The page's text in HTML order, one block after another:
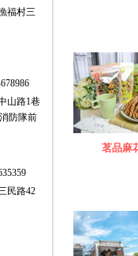
福村三
山路1巷
防隊前
民路42
茗品麻